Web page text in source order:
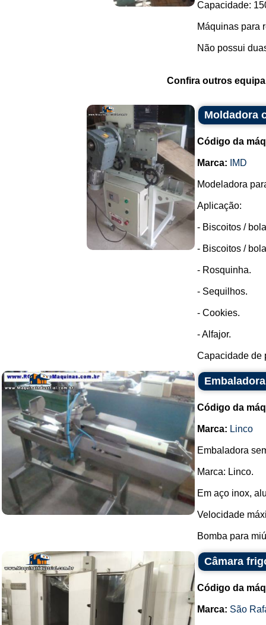
Capacidade:
Máquinas para
Não possui
Confira outros
Moldadora
Código da
Marca: IMD
Modeladora
Aplicação:
- Biscoitos /
- Biscoitos /
- Rosquinha.
- Sequilhos.
- Cookies.
- Alfajor.
Capacidade de
Código da
Marca: Linco
Embaladora
Marca: Linco.
Em aço inox,
Velocidade
Bomba para
Câmara
Código da
Marca: São